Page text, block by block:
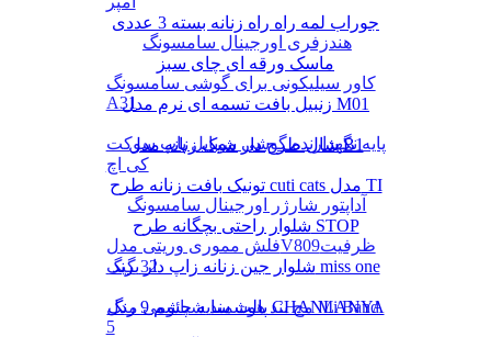
هندزفری اورجینال سامسونگ
کاور سیلیکونی برای گوشی سامسونگ
A31
پایه نگهدارنده گوشی موبایل پاپ سوکت
کی اچ
آداپتور شارژر اورجینال سامسونگ
فلش مموری وریتی مدلV809ظرفیت
32 گیگ
مچ بند هوشمند شیائومی مدل Mi Band
5
جوراب لمه راه راه زنانه بسته 3 عددی
ماسک ورقه ای چای سبز
زنبیل بافت تسمه ای نرم مدل M01
شال طرح دار شیک زنانه مدل B1
تونیک بافت زنانه طرح cuti cats مدل TI
شلوار راحتی بچگانه طرح STOP
شلوار جین زنانه زاپ دار برند miss one
پالت سایه چشم 9 رنگ CHANLANYA